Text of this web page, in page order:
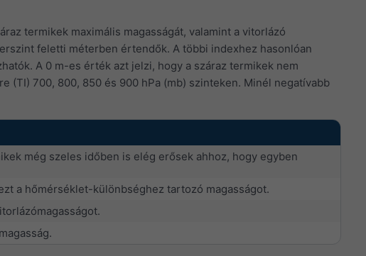
termikek maximális magasságát, valamint a vitorlázó
feletti méterben értendők. A többi indexhez hasonlóan
A 0 m-es érték azt jelzi, hogy a száraz termikek nem
700, 800, 850 és 900 hPa (mb) szinteken. Minél negatívabb
még szeles időben is elég erősek ahhoz, hogy egyben
a hőmérséklet-különbséghez tartozó magasságot.